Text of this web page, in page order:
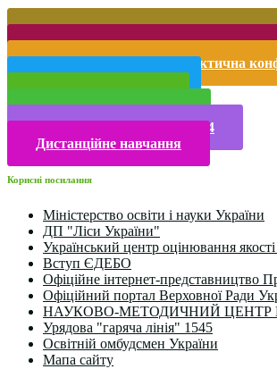
Запобігання домашньому та
Міжнародна науково-практична
Конкурси та олімпіади 2024
Дистанційне навчання
Корисні посилання
Міністерство освіти і науки України
ДП "Ліси України"
Український центр оцінювання якості
Вступ ЄДЕБО
Офіційне інтернет-представництво
Офіційний портал Верховної Ради
НАУКОВО-МЕТОДИЧНИЙ ЦЕНТР
Урядова "гаряча лінія" 1545
Освітній омбудсмен України
Мапа сайту